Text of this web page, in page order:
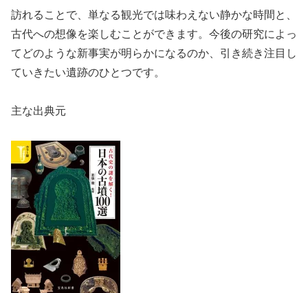
訪れることで、単なる観光では味わえない静かな時間と、
古代への想像を楽しむことができます。今後の研究によっ
てどのような新事実が明らかになるのか、引き続き注目し
ていきたい遺跡のひとつです。
主な出典元